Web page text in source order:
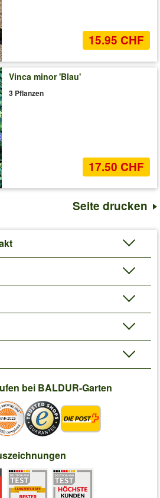
15.95 CHF
Vinca minor 'Blau'
3 Pflanzen
17.50 CHF
Seite drucken
bei BALDUR-Garten